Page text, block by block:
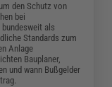
den Schutz von
bei
als
Standards zum
Anlage
Bauplaner,
und wann Bußgelder